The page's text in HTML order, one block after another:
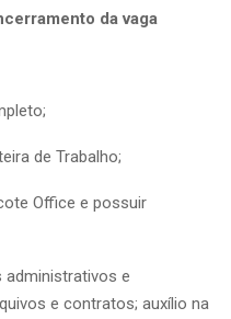
da vaga
de Trabalho;
Office e possuir
e
e contratos; auxílio na